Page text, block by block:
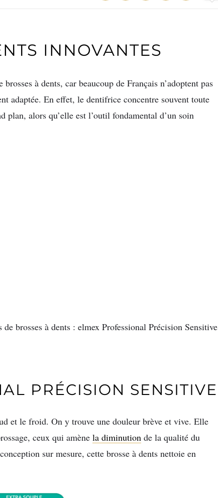
INNOVANTES
à dents, car beaucoup de Français n’adoptent pas
adaptée. En effet, le dentifrice concentre souvent toute
plan, alors qu’elle est l’outil fondamental d’un soin
brosses à dents : elmex Professional Précision Sensitive
PRÉCISION SENSITIVE
et le froid. On y trouve une douleur brève et vive. Elle
ceux qui amène la diminution de la qualité du
sur mesure, cette brosse à dents nettoie en